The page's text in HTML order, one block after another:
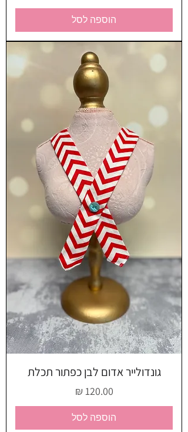
הוספה לסל
גונדולייר אדום לבן כפתור תכלת
מחיר
הוספה לסל